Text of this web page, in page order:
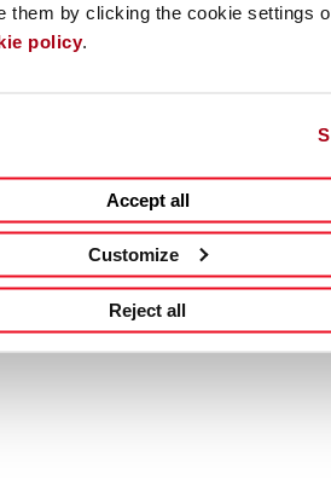
them by clicking the cookie settings
policy.
Accept all
Customize
Reject all
ア学習・語学学習）